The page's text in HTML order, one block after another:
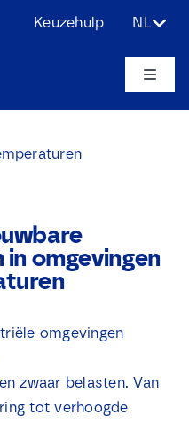
Keuzehulp NL
Toggle
omgevingen
omgevingen
zwaar belasten. Van
tot verhoogde